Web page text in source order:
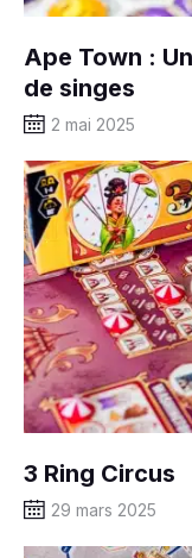
Ape Town :
de singes
2 mai 2025
3 Ring Circus
29 mars 2025